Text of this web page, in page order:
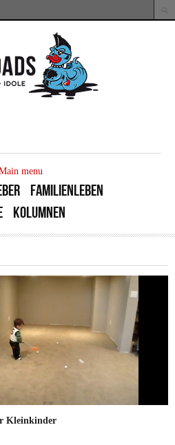
menu
FAMILIENLEBEN
KOLUMNEN
Kleinkinder